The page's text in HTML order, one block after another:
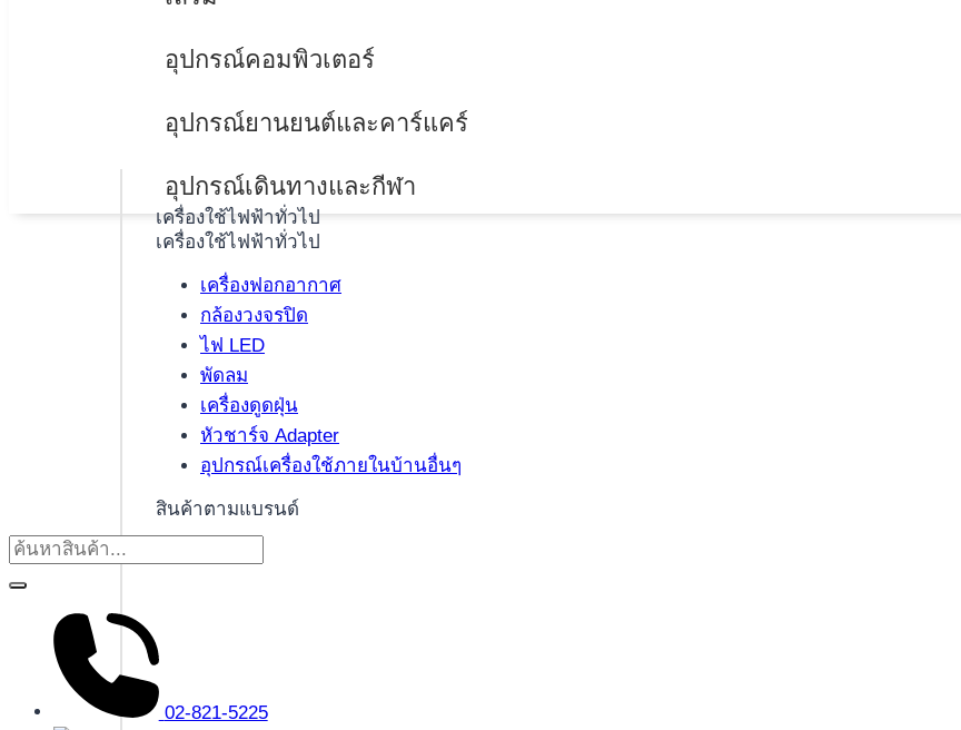
อุปกรณ์คอมพิวเตอร์
อุปกรณ์ยานยนต์และคาร์แคร์
อุปกรณ์เดินทางและกีฬา
เครื่องใช้ไฟฟ้าทั่วไป
เครื่องใช้ไฟฟ้าทั่วไป
เครื่องฟอกอากาศ
กล้องวงจรปิด
ไฟ LED
พัดลม
เครื่องดูดฝุ่น
หัวชาร์จ Adapter
อุปกรณ์เครื่องใช้ภายในบ้านอื่นๆ
สินค้าตามแบรนด์
02-821-5225